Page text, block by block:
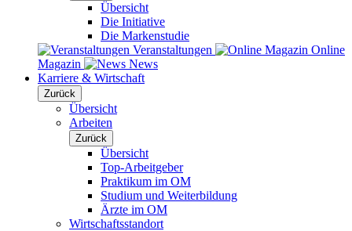
Übersicht
Die Initiative
Die Markenstudie
Veranstaltungen
Online
Magazin
News
Karriere & Wirtschaft
Zurück
Übersicht
Arbeiten
Zurück
Übersicht
Top-Arbeitgeber
Praktikum im OM
Studium und Weiterbildung
Ärzte im OM
Wirtschaftsstandort